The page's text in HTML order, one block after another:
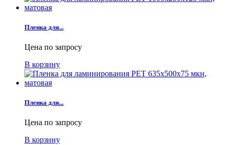
Пленка для...
Цена по запросу
В корзину
Пленка для...
Цена по запросу
В корзину